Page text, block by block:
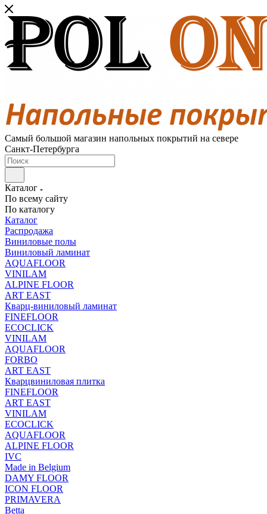
Самый большой магазин напольных покрытий на севере
Санкт-Петербурга
Каталог
По всему сайту
По каталогу
Каталог
Распродажа
Виниловые полы
Виниловый ламинат
AQUAFLOOR
VINILAM
ALPINE FLOOR
ART EAST
Кварц-виниловый ламинат
FINEFLOOR
ECOCLICK
VINILAM
AQUAFLOOR
FORBO
ART EAST
Кварцвиниловая плитка
FINEFLOOR
ART EAST
VINILAM
ECOCLICK
AQUAFLOOR
ALPINE FLOOR
IVC
Made in Belgium
DAMY FLOOR
ICON FLOOR
PRIMAVERA
Betta